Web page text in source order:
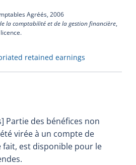
Agréés, 2006
la comptabilité et de la gestion financière,
retained earnings
Partie des bénéfices non
virée à un compte de
fait, est disponible pour le